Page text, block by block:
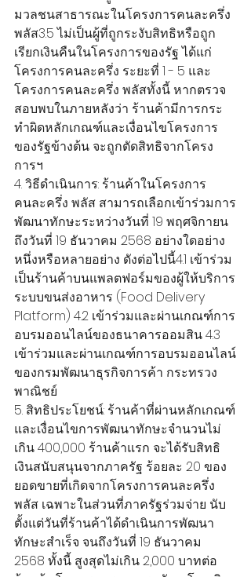
มวลชนสาธารณะในโครงการคนละครึ่ง
พลัส3.5 ไม่เป็นผู้ที่ถูกระงับสิทธิหรือถูก
เรียกเงินคืนในโครงการของรัฐ ได้แก่
โครงการคนละครึ่ง ระยะที่ 1 - 5 และ
โครงการคนละครึ่ง พลัสทั้งนี้ หากตรวจ
สอบพบในภายหลังว่า ร้านค้ามีการกระ
ทำผิดหลักเกณฑ์และเงื่อนไขโครงการ
ของรัฐข้างต้น จะถูกตัดสิทธิจากโครง
การฯ
4. วิธีดำเนินการ: ร้านค้าในโครงการ
คนละครึ่ง พลัส สามารถเลือกเข้าร่วมการ
พัฒนาทักษะระหว่างวันที่ 19 พฤศจิกายน
ถึงวันที่ 19 ธันวาคม 2568 อย่างใดอย่าง
หนึ่งหรือหลายอย่าง ดังต่อไปนี้4.1 เข้าร่วม
เป็นร้านค้าบนแพลตฟอร์มของผู้ให้บริการ
ระบบขนส่งอาหาร (Food Delivery
Platform) 4.2 เข้าร่วมและผ่านเกณฑ์การ
อบรมออนไลน์ของธนาคารออมสิน 4.3
เข้าร่วมและผ่านเกณฑ์การอบรมออนไลน์
ของกรมพัฒนาธุรกิจการค้า กระทรวง
พาณิชย์
5. สิทธิประโยชน์: ร้านค้าที่ผ่านหลักเกณฑ์
และเงื่อนไขการพัฒนาทักษะจำนวนไม่
เกิน 400,000 ร้านค้าแรก จะได้รับสิทธิ
เงินสนับสนุนจากภาครัฐ ร้อยละ 20 ของ
ยอดขายที่เกิดจากโครงการคนละครึ่ง
พลัส เฉพาะในส่วนที่ภาครัฐร่วมจ่าย นับ
ตั้งแต่วันที่ร้านค้าได้ดำเนินการพัฒนา
ทักษะสำเร็จ จนถึงวันที่ 19 ธันวาคม
2568 ทั้งนี้ สูงสุดไม่เกิน 2,000 บาทต่อ